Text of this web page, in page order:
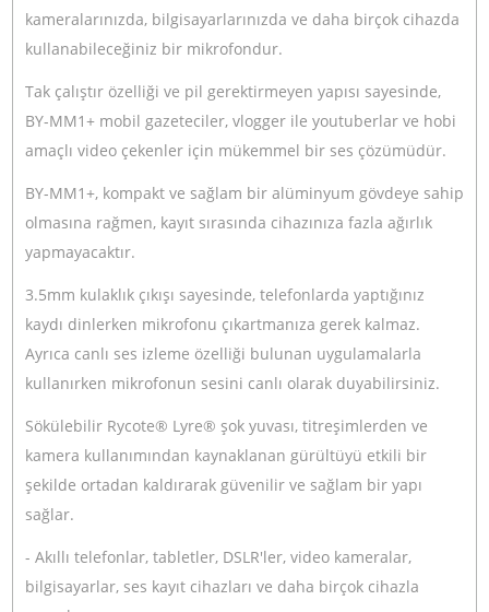
Stok Kodu
BOYA BY-MM1+ MICROPHONE
Stokta Var
GTIN
6971008025354
%10 indirim
165 TL Kazanç
1.664,90 TL
1.499,90 TL
NAKİT / HAVALE:
Sepete Ekle Hemen Al
Bu ürünü satın alarak37498puan kazanabilirsiniz.
Boya Türkiye Distribütörü
Bikamera, Boya Türkiye resmi distribütörü online satış mağazasıdır. Tüm
Boya marka ürünler 2 yıl resmi garanti kapsamındadır.
Aynı Gün Kargo